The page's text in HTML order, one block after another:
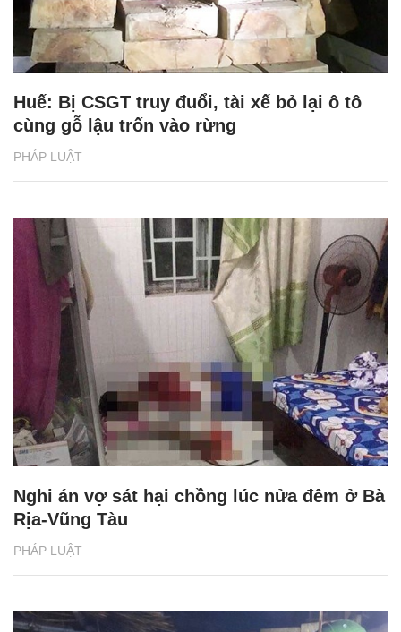
PHÁP LUẬT
Huế: Bị CSGT truy đuổi, tài xế bỏ lại ô tô
cùng gỗ lậu trốn vào rừng
PHÁP LUẬT
Nghi án vợ sát hại chồng lúc nửa đêm ở Bà
Rịa-Vũng Tàu